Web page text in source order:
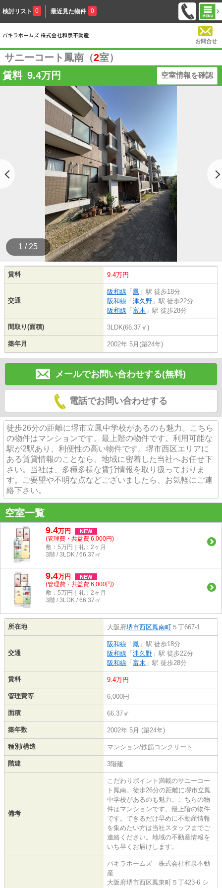
検討リスト 0 最近見た物件 0
お問合せ
サニーコート鳳南（2室）
賃料 9.4万円 空室情報を確認
1 / 25
賃料 9.4万円
交通
阪和線 「 鳳 」駅 徒歩18分
阪和線 「 津久野 」駅 徒歩22分
阪和線 「 富木 」駅 徒歩28分
間取り(面積) 3LDK(66.37㎡)
築年月 2002年 5月(築24年)
メールでお問い合わせする(無料)
電話でお問い合わせする
徒歩26分の距離に堺市立鳳中学校があるのも魅力。こちら
の物件はマンションです。最上階の物件です。利用可能な
駅が2駅あり、利便性の高い物件です。堺市西区エリアに
ある賃貸情報のことなら、地域に密着した当社へお任せ下
さい。当社は、多種多様な賃貸情報を取り扱っておりま
す。ご要望や不明な点などございましたら、お気軽にご連
絡下さい。
空室一覧
9.4万円 NEW
(管理費・共益費 6,000円)
敷：5万円｜礼：2ヶ月
3階 / 3LDK / 66.37㎡
9.4万円 NEW
(管理費・共益費 6,000円)
敷：5万円｜礼：2ヶ月
3階 / 3LDK / 66.37㎡
所在地 大阪府堺市西区鳳南町 ５丁667-1
交通
阪和線 「 鳳 」駅 徒歩18分
阪和線 「 津久野 」駅 徒歩22分
阪和線 「 富木 」駅 徒歩28分
賃料 9.4万円
管理費等 6,000円
面積 66.37㎡
築年数 2002年 5月 (築24年)
種別/構造 マンション/鉄筋コンクリート
階建 3階建
備考
こだわりポイント満載のサニーコー
ト鳳南。徒歩26分の距離に堺市立鳳
中学校があるのも魅力。こちらの物
件はマンションです。最上階の物件
です。できるだけ早めに不動産情報
を集めたい方は当社スタッフまでご
連絡ください。地域の不動産情報を
いち早くお届けします。
パキラホームズ 株式会社和泉不動
産
大阪府堺市西区鳳東町５丁423-6 シ